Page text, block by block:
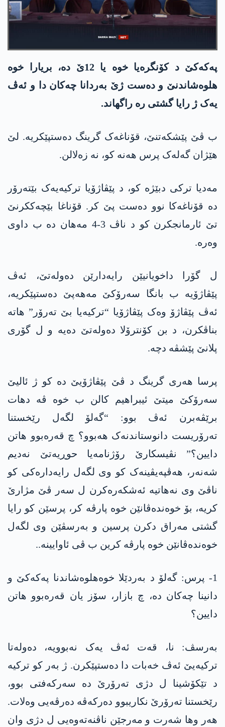
پەکەکێ د کۆنگرەیا خوە یا 12ێ دە، بریارا خوە
هلوەشاندنێ و دەست ژێ بەردانا چەکان دا و ئەڤ
یەک ژ رایا گشتی رە راگھاند.
ب ڤێ پێشکەتنێ، قۆناغەک گرینگ دەستپێکریە. لێ
ھێژان گەلەک پرس ھەنە کو، نە زەلالن.
مەدیا ترکی دبێژە کو، د پێڤاژۆیا ترکیەیەک بێتەرۆر
دە قۆناغەکا نوو دەست پێ کر. قۆناغا بێچەککرنێ
تێ ئارمانجکرن کو د ناڤ 3-4 مەھان دە ب داوی
وەرە.
ل گۆرا داخویانیێن رایەدارێن دەولەتێ، ئەڤ
پێڤاژۆیە ب بانگا سەرۆکێ مەھەپێ دەستپێکریە،
ئەڤ پێڤاژۆ وەک پێڤاژۆیا “ترکیەیا بێ تەرۆر” ھاتە
بناڤکرن، د بن کۆنترۆلا دەولەتێ دەیە و ل گۆری
پلانێ پێشڤە دچە.
پرسا ھەری گرینگ د ڤێ پێڤاژۆیێ دە کو ژ ئالیێ
سەرۆکێ میتێ ئیبراھیم کالن ب خوە ڤە دھات
برێڤەبرن ئەڤ بوو: “گەلۆ لگەل رێخستنا
تەرۆریست دانوستاندنەک ھەبوو؟ چ قەرەبوو ھاتن
دایین؟” نڤیسکارێ رۆژنامەیا حوڕیەتێ نەدیم
شەنەر، ھەڤپەیڤینەک کو وی لگەل رایەدارەکی کو
ناڤێ وی نەھاتیە ئەشکەرەکرن ل سەر ڤێ مژارێ
کریە، بۆ خوەندەڤانێن خوە پارڤە کر، پرسێن کو رایا
گشتی مەراق دکرن پرسین و بەرسڤێن وی لگەل
خوەندەڤانێن خوە پارڤە کرین ب ڤی ئاوایینە..
1- پرس: گەلۆ د بەردێلا خوەھلوەشاندنا پەکەکێ و
دانینا چەکان دە، چ بازار، سۆز یان قەرەبوو ھاتن
دایین؟
بەرسڤ: نا، قەت ئەڤ یەک نەبوویە، دەولەتا
ترکیەیێ ئەڤ خەبات دا دەستپێکرن. ژ بەر کو ترکیە
د تێکۆشینا ل دژی تەرۆرێ دە سەرکەفتی بوو،
رێخستنا تەرۆرێ نکاریبوو دەرکەڤە دەرڤەیی وەلات.
ھەر وھا شەرت و مەرجێن ناڤنەتەوەیی ل دژی وان